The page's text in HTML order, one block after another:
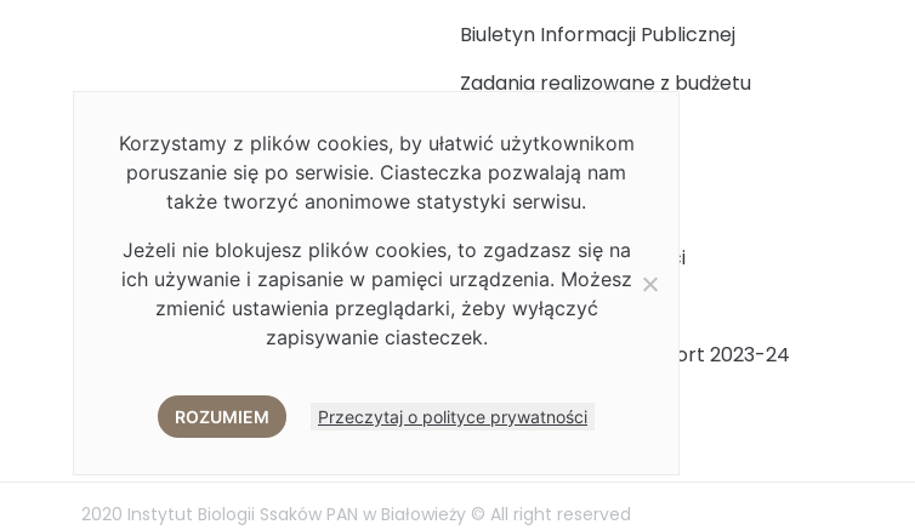
Biuletyn Informacji Publicznej
Zadania realizowane z budżetu
Facebook
Polityka prywatności
Deklaracja dostępności
Plan Równości Płci
Plan Równości Płci Raport 2023-24
2020 Instytut Biologii Ssaków PAN w Białowieży © All right reserved
Korzystamy z plików cookies, by ułatwić użytkownikom
poruszanie się po serwisie. Ciasteczka pozwalają nam
także tworzyć anonimowe statystyki serwisu.
Jeżeli nie blokujesz plików cookies, to zgadzasz się na
ich używanie i zapisanie w pamięci urządzenia. Możesz
zmienić ustawienia przeglądarki, żeby wyłączyć
zapisywanie ciasteczek.
ROZUMIEM Przeczytaj o polityce prywatności